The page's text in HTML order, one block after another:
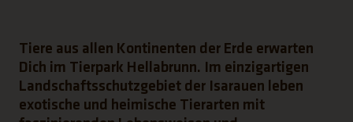
Tiere aus allen Kontinenten der Erde erwarten
Dich im Tierpark Hellabrunn. Im einzigartigen
Landschaftsschutzgebiet der Isarauen leben
exotische und heimische Tierarten mit